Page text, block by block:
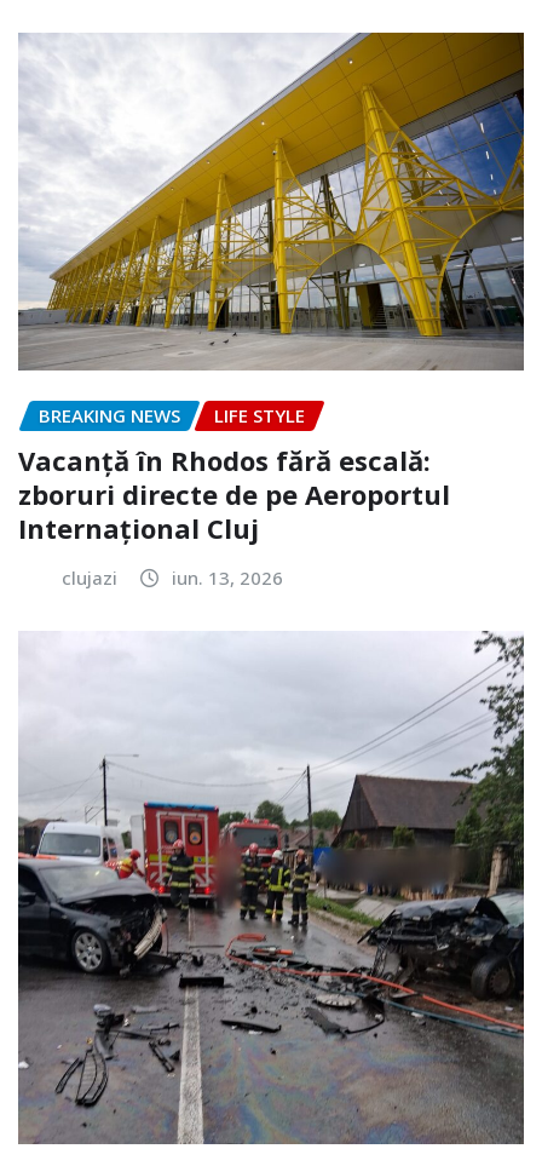
BREAKING NEWS LIFE STYLE
Vacanță în Rhodos fără escală:
zboruri directe de pe Aeroportul
Internațional Cluj
clujazi iun. 13, 2026